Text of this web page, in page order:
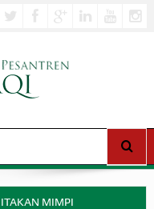
MIMPI